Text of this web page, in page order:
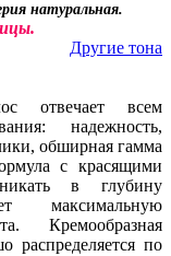
натуральная.
Другие тона
отвечает всем
надежность,
обширная гамма
с красящими
в глубину
максимальную
Кремообразная
распределяется по